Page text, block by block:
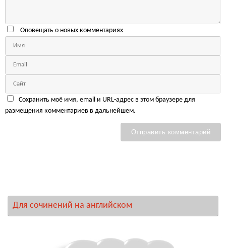
Оповещать о новых комментариях
Сохранить моё имя, email и URL-адрес в этом браузере для
размещения комментариев в дальнейшем.
Для сочинений на английском